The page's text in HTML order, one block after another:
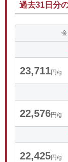
過去31日分
金
23,711円/g
22,576円/g
22,425円/g